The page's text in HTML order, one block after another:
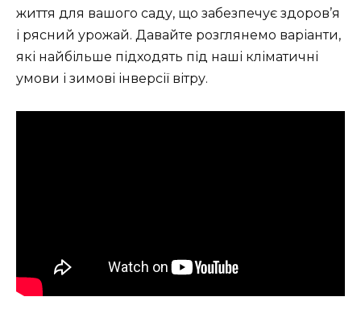
життя для вашого саду, що забезпечує здоров’я
і рясний урожай. Давайте розглянемо варіанти,
які найбільше підходять під наші кліматичні
умови і зимові інверсії вітру.